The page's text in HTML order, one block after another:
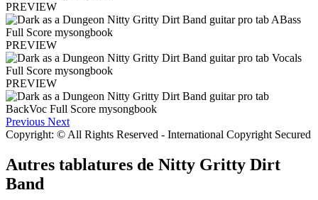
PREVIEW
PREVIEW
PREVIEW
Previous Next
Copyright: © All Rights Reserved - International Copyright Secured
Autres tablatures de Nitty Gritty Dirt
Band